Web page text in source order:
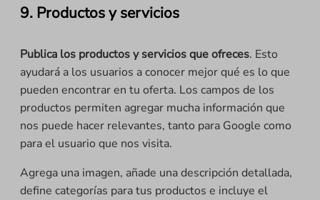
9. Productos y servicios
Publica los productos y servicios que ofreces. Esto
ayudará a los usuarios a conocer mejor qué es lo que
pueden encontrar en tu oferta. Los campos de los
productos permiten agregar mucha información que
nos puede hacer relevantes, tanto para Google como
para el usuario que nos visita.
Agrega una imagen, añade una descripción detallada,
define categorías para tus productos e incluye el